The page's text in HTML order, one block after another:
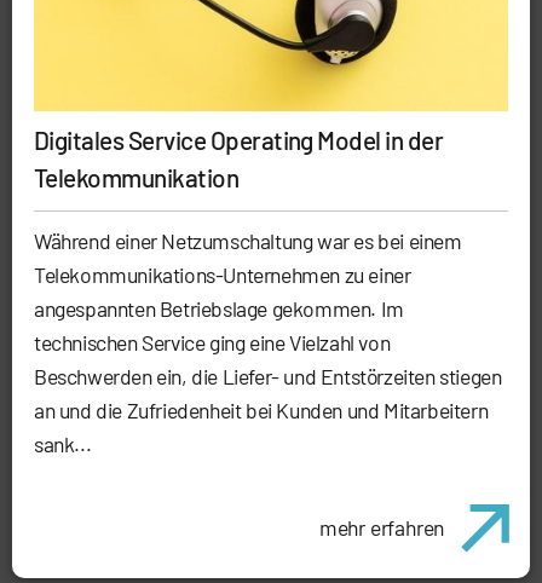
Digitales Service Operating Model in der
Telekommunikation
Während einer Netzumschaltung war es bei einem
Telekommunikations-Unternehmen zu einer
angespannten Betriebslage gekommen. Im
technischen Service ging eine Vielzahl von
Beschwerden ein, die Liefer- und Entstörzeiten stiegen
an und die Zufriedenheit bei Kunden und Mitarbeitern
sank...
mehr erfahren